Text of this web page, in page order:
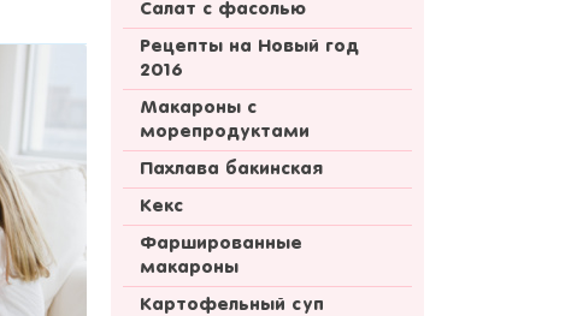
Салат с фасолью
Рецепты на Новый год
2016
Макароны с
морепродуктами
Пахлава бакинская
Кекс
Фаршированные
макароны
Картофельный суп